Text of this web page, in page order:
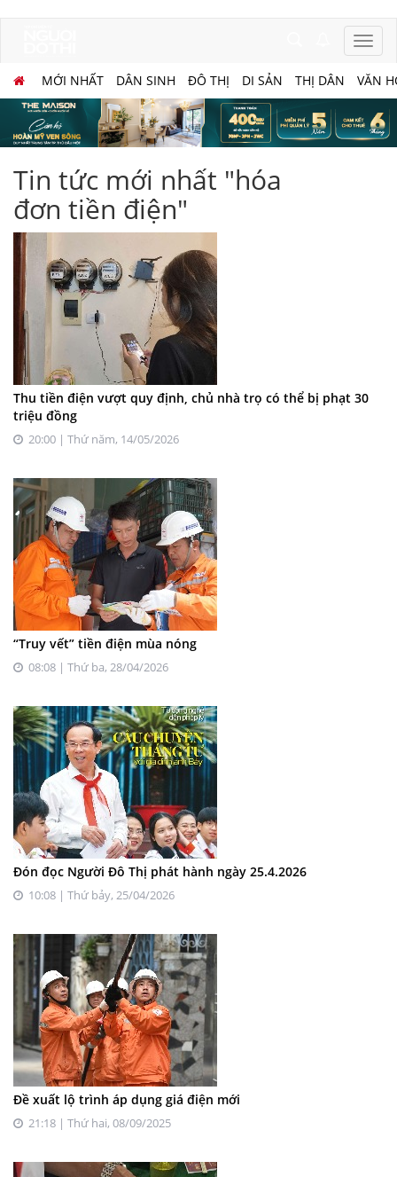
MỚI NHẤT DÂN SINH ĐÔ THỊ DI SẢN THỊ DÂN VĂN
Tin tức mới nhất "hóa
đơn tiền điện"
Thu tiền điện vượt quy định, chủ nhà trọ có thể bị phạt 30
triệu đồng
20:00 | Thứ năm, 14/05/2026
“Truy vết” tiền điện mùa nóng
08:08 | Thứ ba, 28/04/2026
Đón đọc Người Đô Thị phát hành ngày 25.4.2026
10:08 | Thứ bảy, 25/04/2026
Đề xuất lộ trình áp dụng giá điện mới
21:18 | Thứ hai, 08/09/2025